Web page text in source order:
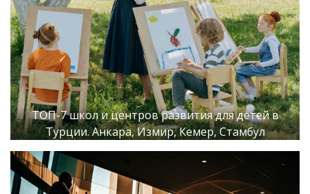
ТОП-7 школ и центров развития для детей в
Турции. Анкара, Измир, Кемер, Стамбул